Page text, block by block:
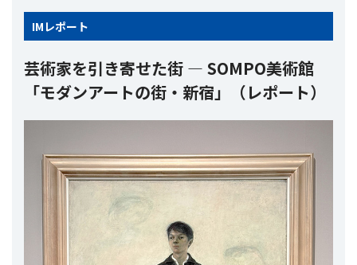
IM レポート
芸術家を引き寄せた街 ― SOMPO美術館
「モダンアートの街・新宿」（レポート）